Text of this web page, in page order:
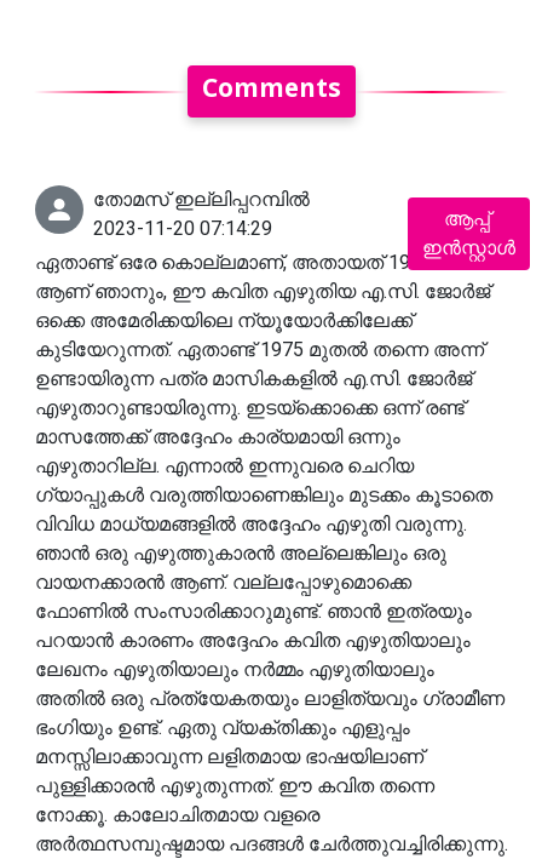
Comments
തോമസ് ഇല്ലിപ്പറമ്പിൽ
2023-11-20 07:14:29
ഏതാണ്ട് ഒരേ കൊല്ലമാണ്, അതായത് 1975ൽ
ആണ് ഞാനും, ഈ കവിത എഴുതിയ എ.സി. ജോർജ്
ഒക്കെ അമേരിക്കയിലെ ന്യൂയോർക്കിലേക്ക്
കുടിയേറുന്നത്. ഏതാണ്ട് 1975 മുതൽ തന്നെ അന്ന്
ഉണ്ടായിരുന്ന പത്ര മാസികകളിൽ എ.സി. ജോർജ്
എഴുതാറുണ്ടായിരുന്നു. ഇടയ്ക്കൊക്കെ ഒന്ന് രണ്ട്
മാസത്തേക്ക് അദ്ദേഹം കാര്യമായി ഒന്നും
എഴുതാറില്ല. എന്നാൽ ഇന്നുവരെ ചെറിയ
ഗ്യാപ്പുകൾ വരുത്തിയാണെങ്കിലും മുടക്കം കൂടാതെ
വിവിധ മാധ്യമങ്ങളിൽ അദ്ദേഹം എഴുതി വരുന്നു.
ഞാൻ ഒരു എഴുത്തുകാരൻ അല്ലെങ്കിലും ഒരു
വായനക്കാരൻ ആണ്. വല്ലപ്പോഴുമൊക്കെ
ഫോണിൽ സംസാരിക്കാറുമുണ്ട്. ഞാൻ ഇത്രയും
പറയാൻ കാരണം അദ്ദേഹം കവിത എഴുതിയാലും
ലേഖനം എഴുതിയാലും നർമ്മം എഴുതിയാലും
അതിൽ ഒരു പ്രത്യേകതയും ലാളിത്യവും ഗ്രാമീണ
ഭംഗിയും ഉണ്ട്. ഏതു വ്യക്തിക്കും എളുപ്പം
മനസ്സിലാക്കാവുന്ന ലളിതമായ ഭാഷയിലാണ്
പുള്ളിക്കാരൻ എഴുതുന്നത്. ഈ കവിത തന്നെ
നോക്കൂ. കാലോചിതമായ വളരെ
അർത്ഥസമ്പുഷ്ടമായ പദങ്ങൾ ചേർത്തുവച്ചിരിക്കുന്നു.
ആപ്പ്
ഇൻസ്റ്റാൾ